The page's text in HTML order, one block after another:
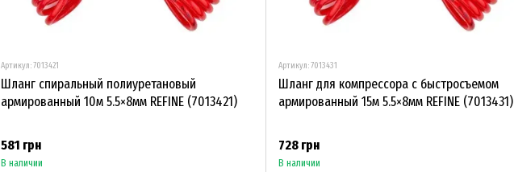
Артикул: 7013421
Шланг спиральный полиуретановый
армированный 10м 5.5×8мм REFINE (7013421)
581 грн
В наличии
Артикул: 7013431
Шланг для компрессора с быстросъемом
армированный 15м 5.5×8мм REFINE (7013431)
728 грн
В наличии